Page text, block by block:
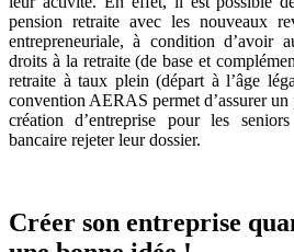
pension retraite avec les nouveaux
entrepreneuriale, à condition d’avoir
droits à la retraite (de base et
retraite à taux plein (départ à l’âge
convention AERAS permet d’assurer un
création d’entreprise pour les
bancaire rejeter leur dossier.
Créer son entreprise